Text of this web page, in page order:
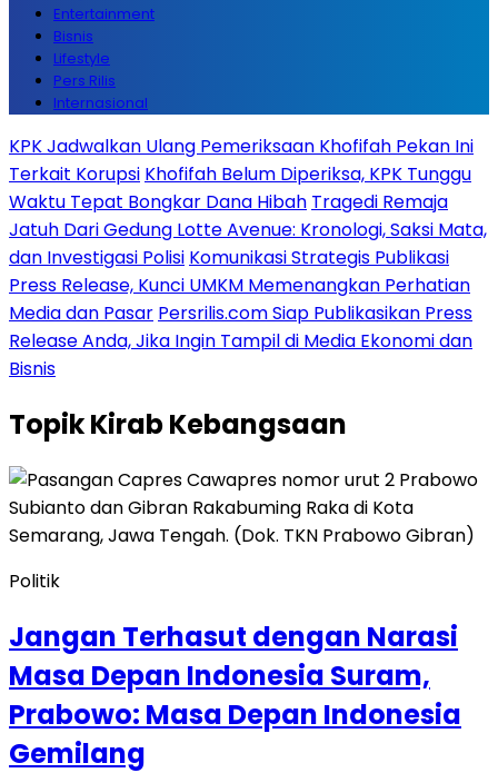
Entertainment
Bisnis
Lifestyle
Pers Rilis
Internasional
KPK Jadwalkan Ulang Pemeriksaan Khofifah Pekan Ini
Terkait Korupsi Khofifah Belum Diperiksa, KPK Tunggu
Waktu Tepat Bongkar Dana Hibah Tragedi Remaja
Jatuh Dari Gedung Lotte Avenue: Kronologi, Saksi Mata,
dan Investigasi Polisi Komunikasi Strategis Publikasi
Press Release, Kunci UMKM Memenangkan Perhatian
Media dan Pasar Persrilis.com Siap Publikasikan Press
Release Anda, Jika Ingin Tampil di Media Ekonomi dan
Bisnis
TopikKirab Kebangsaan
Politik
Jangan Terhasut dengan Narasi
Masa Depan Indonesia Suram,
Prabowo: Masa Depan Indonesia
Gemilang